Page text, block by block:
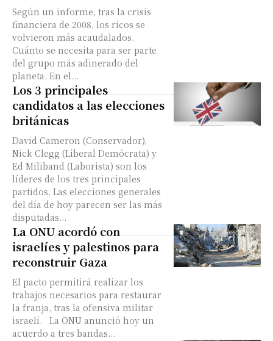
Según un informe, tras la crisis
financiera de 2008, los ricos se
volvieron más acaudalados.
Cuánto se necesita para ser parte
del grupo más adinerado del
planeta. En el...
Los 3 principales
candidatos a las elecciones
británicas
David Cameron (Conservador),
Nick Clegg (Liberal Demócrata) y
Ed Miliband (Laborista) son los
líderes de los tres principales
partidos. Las elecciones generales
del día de hoy parecen ser las más
disputadas...
La ONU acordó con
israelíes y palestinos para
reconstruir Gaza
El pacto permitirá realizar los
trabajos necesarios para restaurar
la franja, tras la ofensiva militar
israelí. La ONU anunció hoy un
acuerdo a tres bandas...